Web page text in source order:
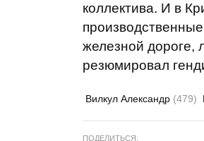
коллектива. И в
железной дороге,
резюмировал
Вилкул Александр (479)
ПОДЕЛИТЬСЯ: